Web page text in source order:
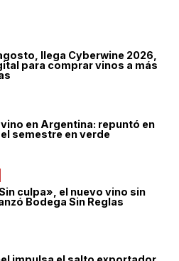
llega Cyberwine 2026,
para comprar vinos a más
en Argentina: repuntó en
semestre en verde
culpa», el nuevo vino sin
Bodega Sin Reglas